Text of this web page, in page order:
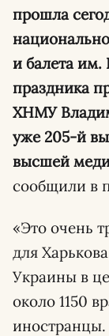
прошла
и балета
праздника
ХНМУ
уже 205-й
высшей
сообщили в
«Это очень
для
Украины в
около 1150